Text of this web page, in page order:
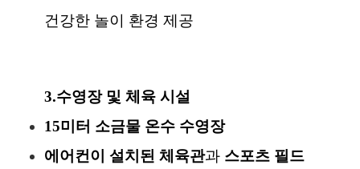
건강한 놀이 환경 제공
3.수영장 및 체육 시설
15미터 소금물 온수 수영장
에어컨이 설치된 체육관과 스포츠 필드